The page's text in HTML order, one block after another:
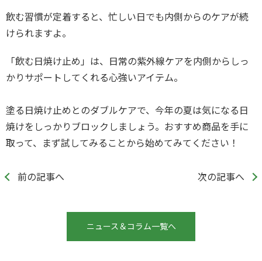
飲む習慣が定着すると、忙しい日でも内側からのケアが続
けられますよ。
「飲む日焼け止め」は、日常の紫外線ケアを内側からしっ
かりサポートしてくれる心強いアイテム。
塗る日焼け止めとのダブルケアで、今年の夏は気になる日
焼けをしっかりブロックしましょう。おすすめ商品を手に
取って、まず試してみることから始めてみてください！
前の記事へ 次の記事へ
ニュース＆コラム一覧へ